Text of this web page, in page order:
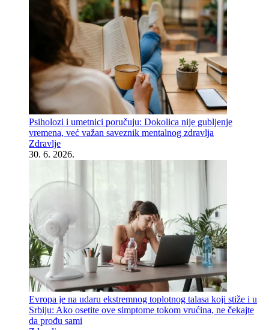
Psiholozi i umetnici poručuju: Dokolica nije gubljenje
vremena, već važan saveznik mentalnog zdravlja
Zdravlje
30. 6. 2026.
Evropa je na udaru ekstremnog toplotnog talasa koji stiže i u
Srbiju: Ako osetite ove simptome tokom vrućina, ne čekajte
da prođu sami